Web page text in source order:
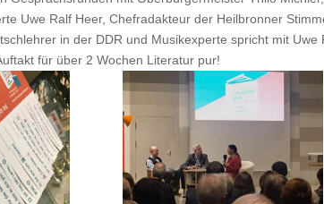
Uwe Ralf Heer, Chefradakteur der Heilbronner
in der DDR und Musikexperte spricht mit
für über 2 Wochen Literatur pur!